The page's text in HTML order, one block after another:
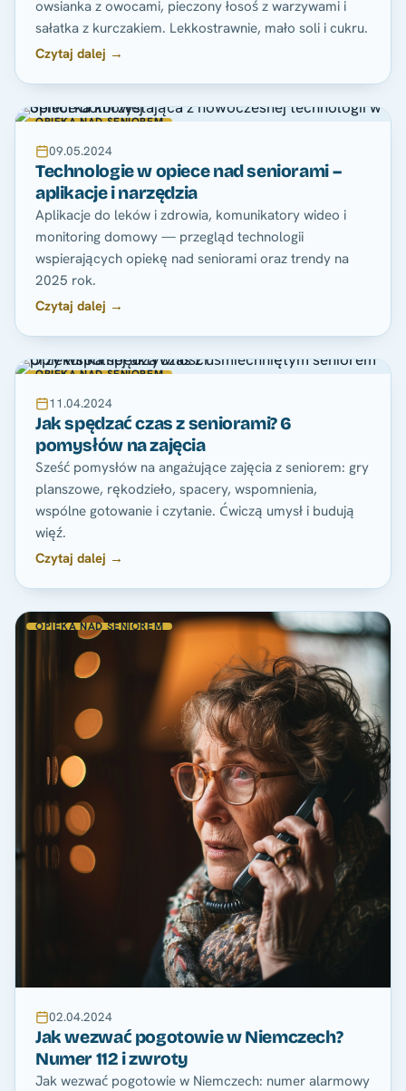
owsianka z owocami, pieczony łosoś z warzywami i
sałatka z kurczakiem. Lekkostrawnie, mało soli i cukru.
Czytaj dalej →
OPIEKA NAD SENIOREM
09.05.2024
Technologie w opiece nad seniorami –
aplikacje i narzędzia
Aplikacje do leków i zdrowia, komunikatory wideo i
monitoring domowy — przegląd technologii
wspierających opiekę nad seniorami oraz trendy na
2025 rok.
Czytaj dalej →
OPIEKA NAD SENIOREM
11.04.2024
Jak spędzać czas z seniorami? 6
pomysłów na zajęcia
Sześć pomysłów na angażujące zajęcia z seniorem: gry
planszowe, rękodzieło, spacery, wspomnienia,
wspólne gotowanie i czytanie. Ćwiczą umysł i budują
więź.
Czytaj dalej →
OPIEKA NAD SENIOREM
02.04.2024
Jak wezwać pogotowie w Niemczech?
Numer 112 i zwroty
Jak wezwać pogotowie w Niemczech: numer alarmowy